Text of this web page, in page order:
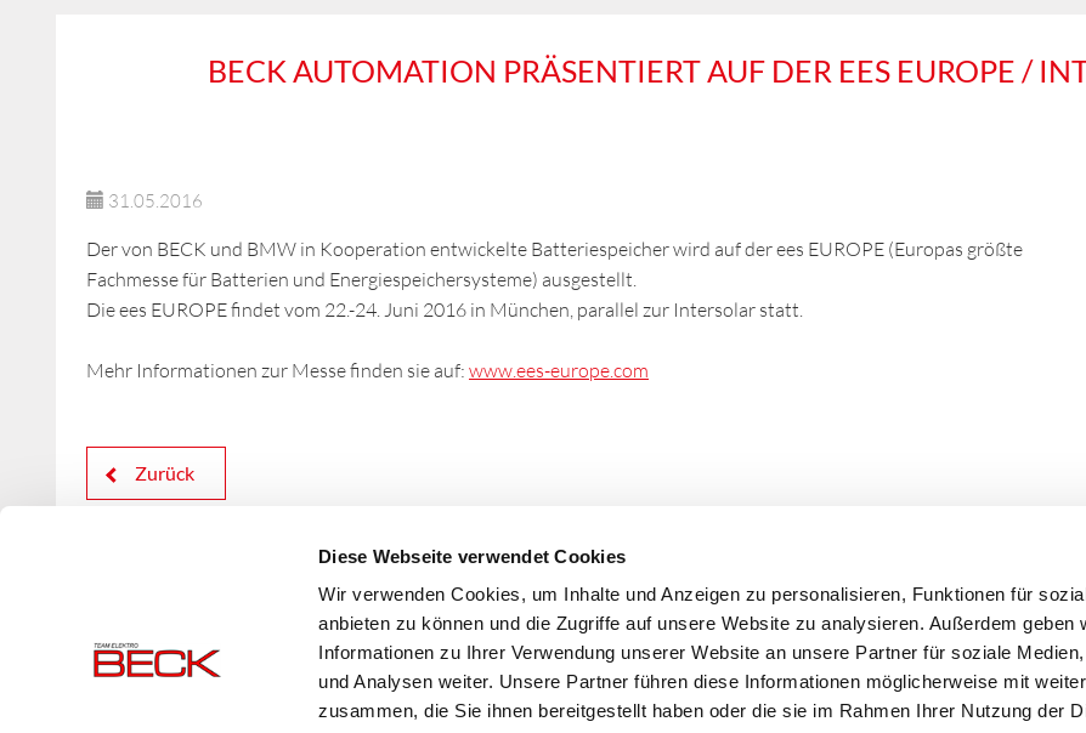
Diese Webseite verwendet Cookies
Wir verwenden Cookies, um Inhalte und Anzeigen zu personalisieren, Funktionen für
anbieten zu können und die Zugriffe auf unsere Website zu analysieren. Außerdem geben
Informationen zu Ihrer Verwendung unserer Website an unsere Partner für soziale
und Analysen weiter. Unsere Partner führen diese Informationen möglicherweise mit
zusammen, die Sie ihnen bereitgestellt haben oder die sie im Rahmen Ihrer Nutzung der
BECK AUTOMATION PRÄSENTIERT AUF DER EES EUROPE /
31.05.2016
Der von BECK und BMW in Kooperation entwickelte Batteriespeicher wird auf der ees EUROPE (Europas größte
Fachmesse für Batterien und Energiespeichersysteme) ausgestellt.
Die ees EUROPE findet vom 22.-24. Juni 2016 in München, parallel zur Intersolar statt.
Mehr Informationen zur Messe finden sie auf: www.ees-europe.com
Zurück